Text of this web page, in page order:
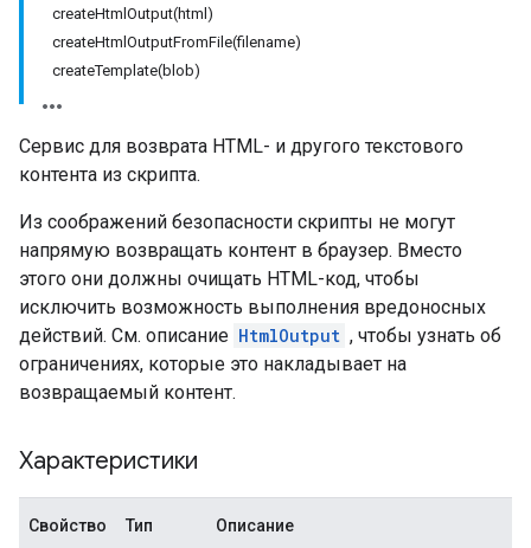
createHtmlOutput(html)
createHtmlOutputFromFile(filename)
createTemplate(blob)
Сервис для возврата HTML- и другого текстового
контента из скрипта.
Из соображений безопасности скрипты не могут
напрямую возвращать контент в браузер. Вместо
этого они должны очищать HTML-код, чтобы
исключить возможность выполнения вредоносных
действий. См. описание HtmlOutput , чтобы узнать об
ограничениях, которые это накладывает на
возвращаемый контент.
Характеристики
Свойство Тип Описание